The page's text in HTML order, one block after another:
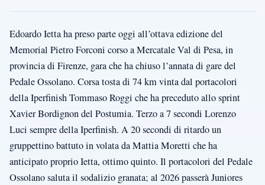
Edoardo Ietta ha preso parte oggi all’ottava edizione del
Memorial Pietro Forconi corso a Mercatale Val di Pesa, in
provincia di Firenze, gara che ha chiuso l’annata di gare del
Pedale Ossolano. Corsa tosta di 74 km vinta dal portacolori
della Iperfinish Tommaso Roggi che ha preceduto allo sprint
Xavier Bordignon del Postumia. Terzo a 7 secondi Lorenzo
Luci sempre della Iperfinish. A 20 secondi di ritardo un
gruppettino battuto in volata da Mattia Moretti che ha
anticipato proprio Ietta, ottimo quinto. Il portacolori del Pedale
Ossolano saluta il sodalizio granata; al 2026 passerà Juniores